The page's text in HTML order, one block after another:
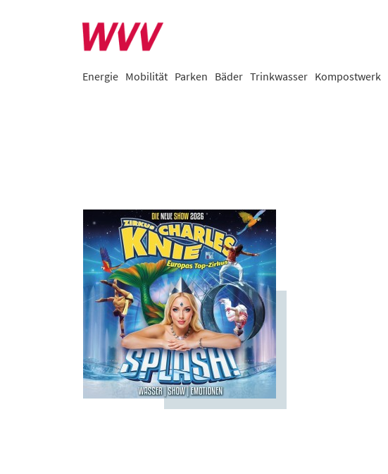
Energie Mobilität Parken Bäder Trinkwasser Kompostwerk